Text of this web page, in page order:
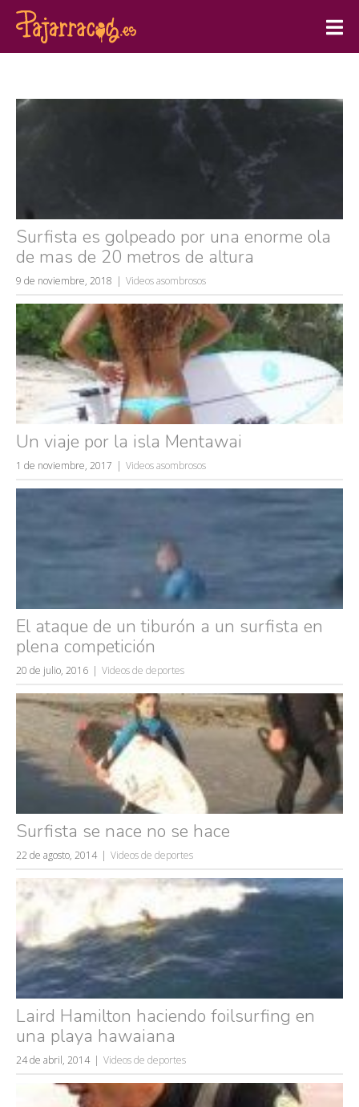
Surfista es golpeado por una enorme ola
de mas de 20 metros de altura
9 de noviembre, 2018 Videos asombrosos
Un viaje por la isla Mentawai
1 de noviembre, 2017 Videos asombrosos
El ataque de un tiburón a un surfista en
plena competición
20 de julio, 2016 Videos de deportes
Surfista se nace no se hace
22 de agosto, 2014 Videos de deportes
Laird Hamilton haciendo foilsurfing en
una playa hawaiana
24 de abril, 2014 Videos de deportes